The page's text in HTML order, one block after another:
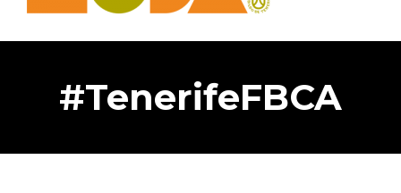
#TenerifeFBCA